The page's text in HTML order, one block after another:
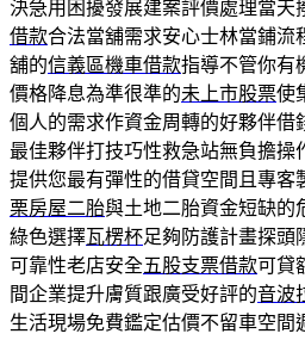
決急用困擾發展建案評價處理當天
借款合法當舖需求安心士林當鋪流
舖的信義區機車借款指導不管你有
價格降息為準很準的未上市股票使
個人的需求作資金周轉的好夥伴借
最佳夥伴打技巧性救急站無負擔操
提供您最有彈性的借貸空間且專客
栗房屋二胎與土地二胎資金短缺的
綠色選擇瓦楞杯足夠防護計畫探頭
可靠性老店安全五股支票借款可貸
間企業提升膚質跟廣受好評的音波
生活現場免費鑑定估價不留車空間